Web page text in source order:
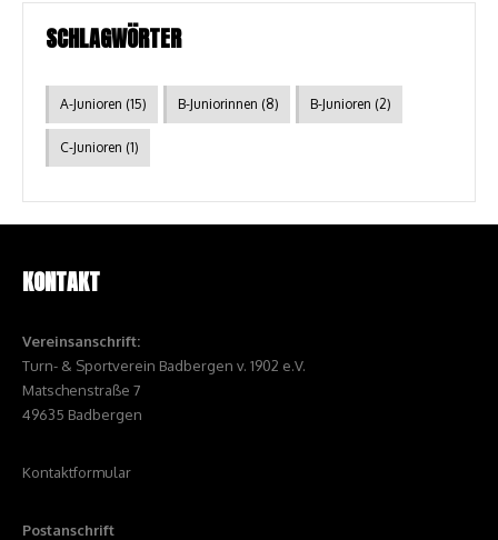
SCHLAGWÖRTER
A-Junioren (15) B-Juniorinnen (8) B-Junioren (2)
C-Junioren (1)
KONTAKT
Vereinsanschrift:
Turn- & Sportverein Badbergen v. 1902 e.V.
Matschenstraße 7
49635 Badbergen
Kontaktformular
Postanschrift